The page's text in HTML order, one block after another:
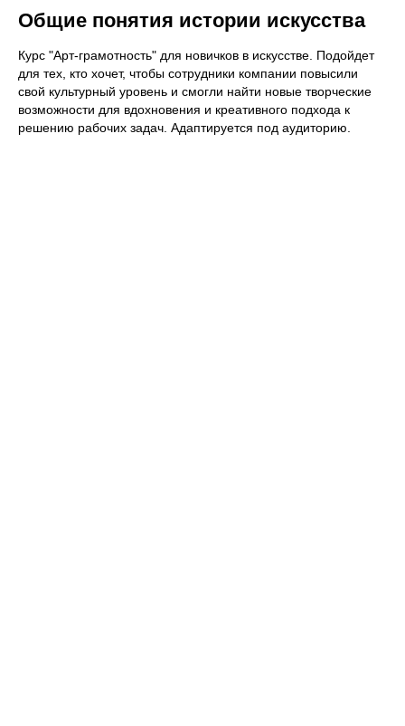
Общие понятия истории искусства
Курс "Арт-грамотность" для новичков в искусстве. Подойдет
для тех, кто хочет, чтобы сотрудники компании повысили
свой культурный уровень и смогли найти новые творческие
возможности для вдохновения и креативного подхода к
решению рабочих задач. Адаптируется под аудиторию.